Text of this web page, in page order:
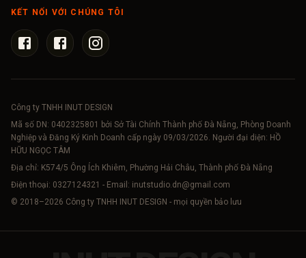
KẾT NỐI VỚI CHÚNG TÔI
Công ty TNHH INUT DESIGN
Mã số DN: 0402325801
bởi Sở Tài Chính Thành phố Đà Nẵng, Phòng Doanh
Nghiệp và Đăng Ký Kinh Doanh cấp ngày 09/03/2026. Người đại diện: HỒ
HỮU NGỌC TÂM
Địa chỉ: K574/5 Ông Ích Khiêm, Phường Hải Châu, Thành phố Đà Nẵng
Điện thoại: 0327124321 - Email: inutstudio.dn@gmail.com
© 2018–2026 Công ty TNHH INUT DESIGN - mọi quyền bảo lưu